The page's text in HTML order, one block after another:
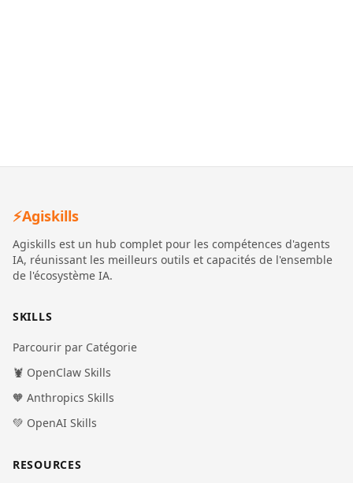
⚡Agiskills
Agiskills est un hub complet pour les compétences d'agents
IA, réunissant les meilleurs outils et capacités de l'ensemble
de l'écosystème IA.
SKILLS
Parcourir par Catégorie
🦞 OpenClaw Skills
🧡 Anthropics Skills
💚 OpenAI Skills
RESOURCES